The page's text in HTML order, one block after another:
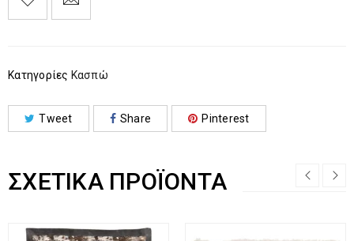
Κατηγορίες Κασπώ
Tweet Share Pinterest
ΣΧΕΤΙΚΆ ΠΡΟΪΌΝΤΑ